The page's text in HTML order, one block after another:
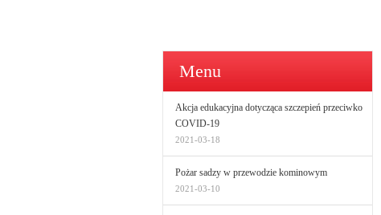
Menu
Akcja edukacyjna dotycząca szczepień przeciwko
COVID-19
2021-03-18
Pożar sadzy w przewodzie kominowym
2021-03-10